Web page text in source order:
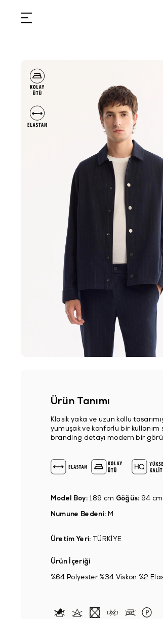
Ürün Tanımı
Klasik yaka ve uzun kollu
yumuşak ve konforlu bir kullanım
branding detayı modern bir
Model Boy: 189 cm Göğüs: 94 cm
Numune Bedeni: M
Üretim Yeri: TÜRKİYE
Ürün İçeriği
%64 Polyester %34 Viskon %2